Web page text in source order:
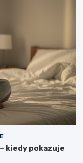
kiedy pokazuje